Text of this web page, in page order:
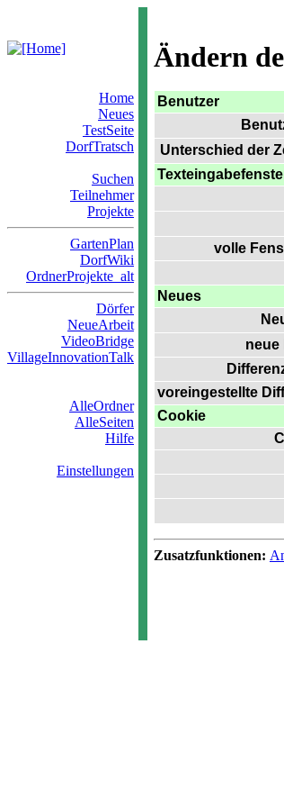
Ändern
Home
Neues
TestSeite
DorfTratsch
Suchen
Teilnehmer
Projekte
GartenPlan
DorfWiki
OrdnerProjekte_alt
Dörfer
NeueArbeit
VideoBridge
VillageInnovationTalk
AlleOrdner
AlleSeiten
Hilfe
Einstellungen
Benutzer
Unterschied der
volle
Neues
neue
voreingestellte
Cookie
Zusatzfunktionen: